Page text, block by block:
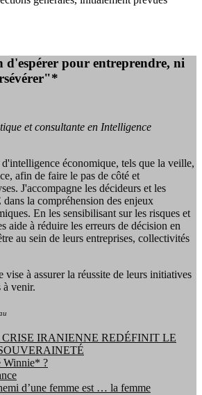
d'espérer pour entreprendre, ni
et consultante en Intelligence
économique, tels que la veille,
afin de faire le pas de côté et
J'accompagne les décideurs et les
la compréhension des enjeux
En les sensibilisant sur les risques et
aide à réduire les erreurs de décision en
au sein de leurs entreprises, collectivités
à assurer la réussite de leurs initiatives
à venir.
IRANIENNE REDÉFINIT LE
Winnie* ?
d’une femme est … la femme